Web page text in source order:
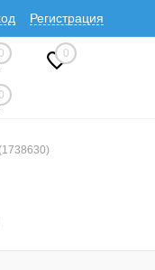
Регистрация
0